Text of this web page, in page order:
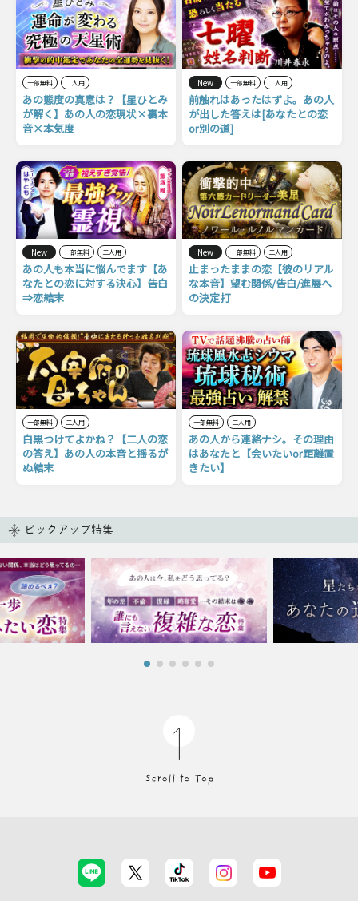
一部無料 二人用
あの態度の真意は？【星ひとみ
が解く】あの人の恋現状×裏本
音×本気度
New 一部無料 二人用
前触れはあったはずよ。あの人
が出した答えは[あなたとの恋
or別の道]
New 一部無料 二人用
あの人も本当に悩んでます【あ
なたとの恋に対する決心】告白
⇒恋結末
New 一部無料 二人用
止まったままの恋【彼のリアル
な本音】望む関係/告白/進展へ
の決定打
一部無料 二人用
白黒つけてよかね？【二人の恋
の答え】あの人の本音と揺るが
ぬ結末
一部無料 二人用
あの人から連絡ナシ。その理由
はあなたと【会いたいor距離置
きたい】
ピックアップ特集